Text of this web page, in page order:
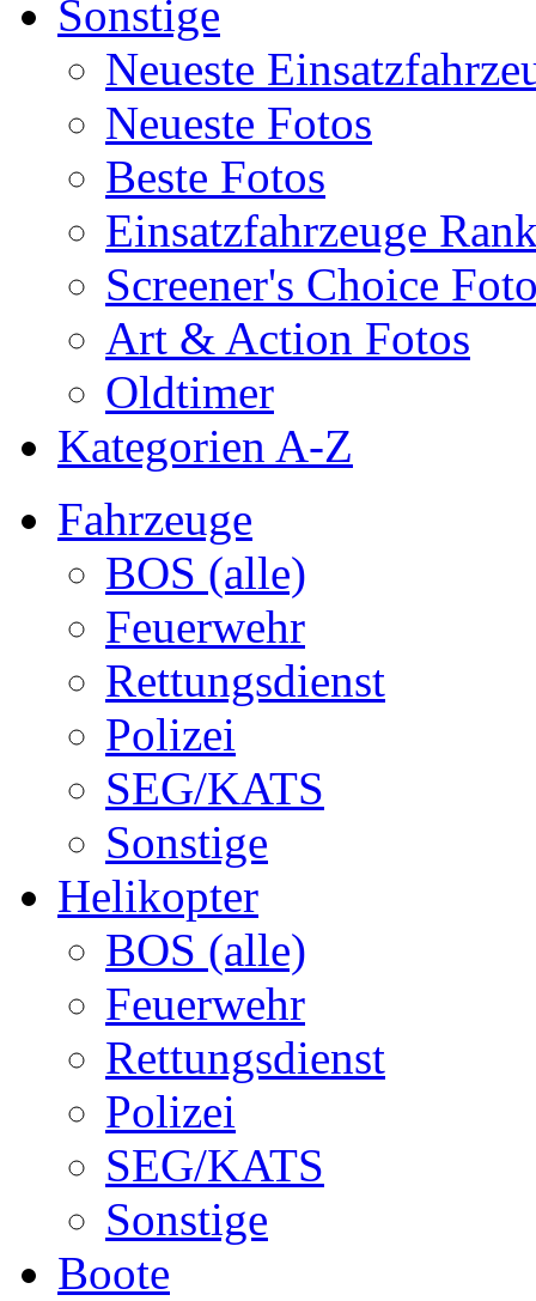
Sonstige
Neueste
Neueste Fotos
Beste Fotos
Einsatzfahrzeuge
Screener's Choice
Art & Action Fotos
Oldtimer
Kategorien A-Z
Fahrzeuge
BOS (alle)
Feuerwehr
Rettungsdienst
Polizei
SEG/KATS
Sonstige
Helikopter
BOS (alle)
Feuerwehr
Rettungsdienst
Polizei
SEG/KATS
Sonstige
Boote